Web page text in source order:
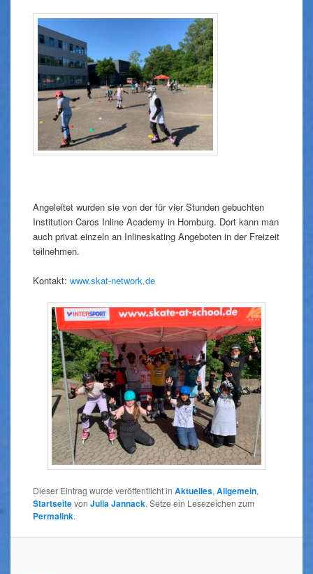
Angeleitet wurden sie von der für vier Stunden gebuchten
Institution Caros Inline Academy in Homburg. Dort kann man
auch privat einzeln an Inlineskating Angeboten in der Freizeit
teilnehmen.
Kontakt: www.skat-network.de
Dieser Eintrag wurde veröffentlicht in Aktuelles, Allgemein,
Startseitevon Julia Jannack. Setze ein Lesezeichen zum
Permalink.